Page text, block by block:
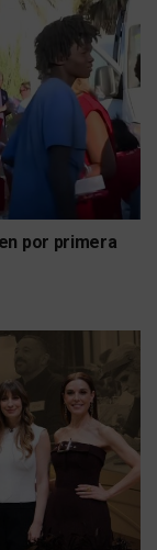
por primera